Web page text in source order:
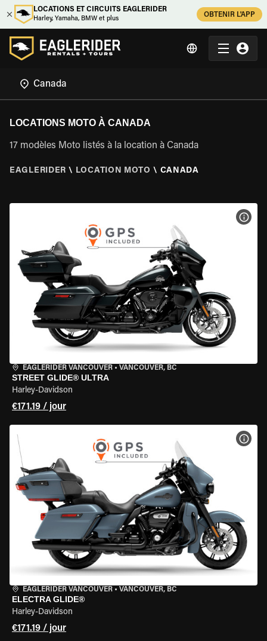
LOCATIONS ET CIRCUITS EAGLERIDER
Harley, Yamaha, BMW et plus
OBTENIR L'APP
LOCATIONS MOTO À CANADA
17 modèles Moto listés à la location à Canada
EAGLERIDER \ LOCATION MOTO \ CANADA
EAGLERIDER VANCOUVER • VANCOUVER, BC
STREET GLIDE® ULTRA
Harley-Davidson
€171.19 / jour
EAGLERIDER VANCOUVER • VANCOUVER, BC
ELECTRA GLIDE®
Harley-Davidson
€171.19 / jour